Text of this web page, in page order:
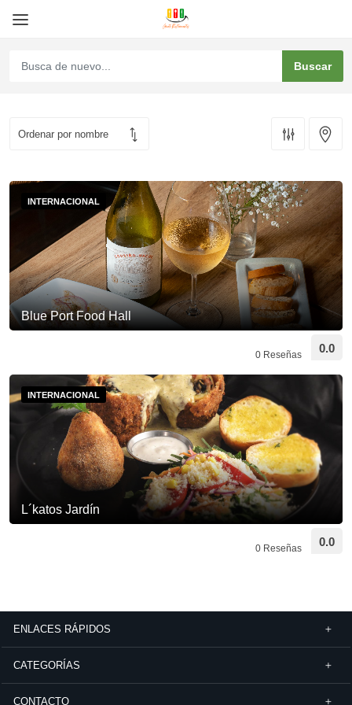
INTERNACIONAL
Blue Port Food Hall
0 Reseñas 0.0
INTERNACIONAL
L´katos Jardín
0 Reseñas 0.0
ENLACES RÁPIDOS
CATEGORÍAS
CONTACTO